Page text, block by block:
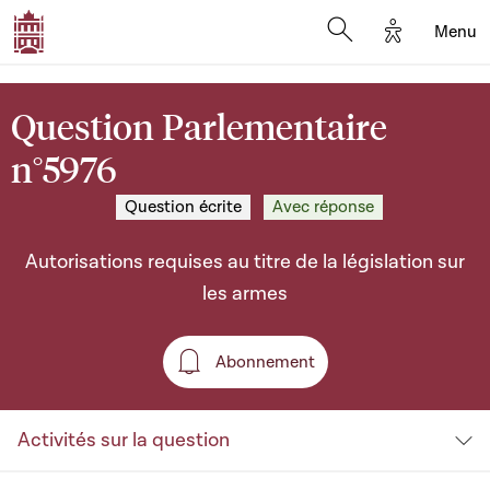
Options
Menu
Question Parlementaire
n°5976
Question écrite Avec réponse
Autorisations requises au titre de la législation sur
les armes
Abonnement
Abonnement
Activités sur la question